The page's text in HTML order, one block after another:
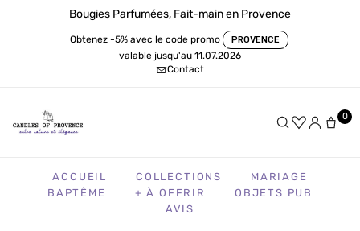
Bougies Parfumées, Fait-main en Provence
Obtenez -5% avec le code promo PROVENCE
valable jusqu'au 11.07.2026
Contact
0
ACCUEIL COLLECTIONS
MARIAGE
BAPTÊME
+ À OFFRIR
OBJETS PUB
AVIS